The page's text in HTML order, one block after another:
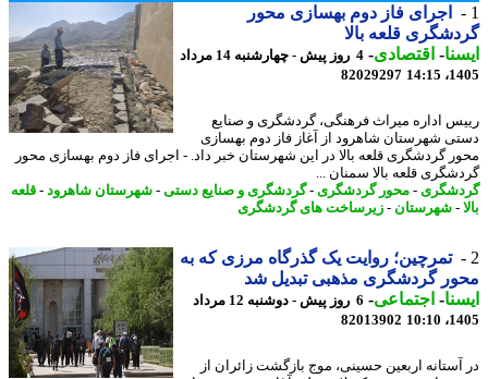
اجرای فاز دوم بهسازی محور
قلعه بالا
-اقتصادی-
4 روز پیش - چهارشنبه 14 مرداد
82029297
اداره میراث فرهنگی، گردشگری و صنایع
شهرستان شاهرود از آغاز فاز دوم بهسازی
گردشگری قلعه بالا در این شهرستان خبر داد. - اجرای فاز دوم بهسازی محور
قلعه بالا سمنان ...
- محور گردشگری- گردشگری و صنایع دستی-شهرستان شاهرود- قلعه
شهرستان-زیرساخت های گردشگری
تمرچین؛ روایت یک گذرگاه مرزی که به
گردشگری مذهبی تبدیل شد
-اجتماعی-
6 روز پیش - دوشنبه 12 مرداد
82013902
اربعین حسینی، موج بازگشت زائران از